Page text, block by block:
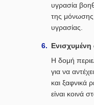
υγρασία
της μόνωσης
υγρασίας.
Η δομή
για να
και ξαφνικά
είναι κοινά